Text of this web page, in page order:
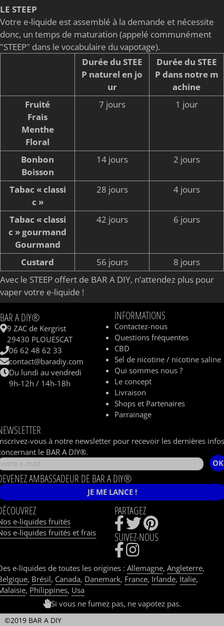
LE STEEP
Votre e-liquide est assemblé à la demande et nécessite
donc, un temps de maturation (appelé communément
"STEEP" dans le vocabulaire du vapotage).
Durée du STEE
P naturel en jo
ur
Durée du STEE
P dans notre m
achine
Fruité
Frais
Menthe
Floral
7 jours 1 jour
Bonbon
Boisson
14 jours 2 jours
Tabac « classi
c »
28 jours 4 jours
Tabac « classi
c » gourmand
Gourmand
42 jours 6 jours
Custard 56 jours
8 jours
Avec le STEEP offert de BAR A DIY, n’attendez plus pour
vaper votre e-liquide !
BAR A DIY®
9 ZAC de Kergrist
29430 PLOUESCAT
06 62 48 62 33
contact@baradiy.com
Du lundi au vendredi
9h-12h / 14h-18h
INFORMATIONS
Contactez-nous
Questions fréquentes
CBD
Sel de nicotine / nicotine saline
Qui sommes nous ?
Le concept
Livraison
Shops et Partenaires
Parrainage
vous à notre newsletter pour recevoir les dernières
le BAR A DIY®.
OK
AMBASSADEUR DE BAR A DIY®
JE ME LANCE !
e-liquides fruités
e-liquides fruités et frais
PARTAGEZ
SUIVEZ-NOUS
e-liquides de toutes les origines :Allemagne,Angleterre,
, Brésil, Canada, Danemark, France, Irlande, Italie,
, Philippines, Usa
Si vous ne fumez pas, ne vapotez pas.
©2019 BAR A DIY